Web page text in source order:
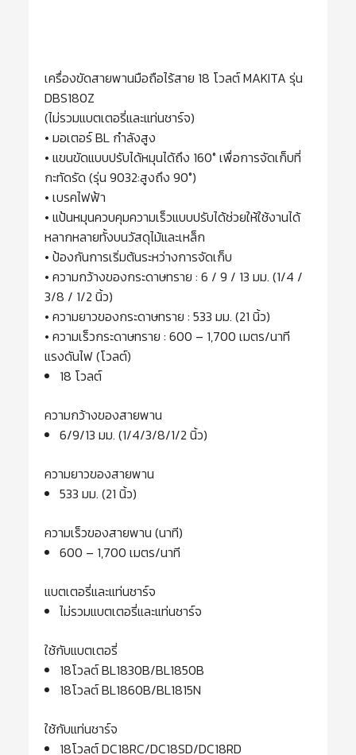
เครื่องขัดสายพานมือถือไร้สาย 18 โวลต์ MAKITA รุ่น
DBS180Z
(ไม่รวมแบตเตอรี่และแท่นชาร์จ)
• มอเตอร์ BL กำลังสูง
• แขนขัดแบบปรับได้หมุนได้ถึง 160° เพื่อการจัดเก็บที่
กะทัดรัด (รุ่น 9032:สูงถึง 90°)
• เบรคไฟฟ้า
• แป้นหมุนควบคุมความเร็วแบบปรับได้ช่วยให้ใช้งานได้
หลากหลายทั้งบนวัสดุไม้และเหล็ก
• ป้องกันการเริ่มต้นระหว่างการจัดเก็บ
• ความกว้างของกระดาษทราย : 6 / 9 / 13 มม. (1/4 /
3/8 / 1/2 นิ้ว)
• ความยาวของกระดาษทราย : 533 มม. (21 นิ้ว)
• ความเร็วกระดาษทราย : 600 – 1,700 เมตร/นาที
แรงดันไฟ (โวลต์)
18 โวลต์
ความกว้างของสายพาน
6/9/13 มม. (1/4/3/8/1/2 นิ้ว)
ความยาวของสายพาน
533 มม. (21 นิ้ว)
ความเร็วของสายพาน (นาที)
600 – 1,700 เมตร/นาที
แบตเตอรี่และแท่นชาร์จ
ไม่รวมแบตเตอรี่และแท่นชาร์จ
ใช้กับแบตเตอรี่
18โวลต์ BL1830B/BL1850B
18โวลต์ BL1860B/BL1815N
ใช้กับแท่นชาร์จ
18โวลต์ DC18RC/DC18SD/DC18RD